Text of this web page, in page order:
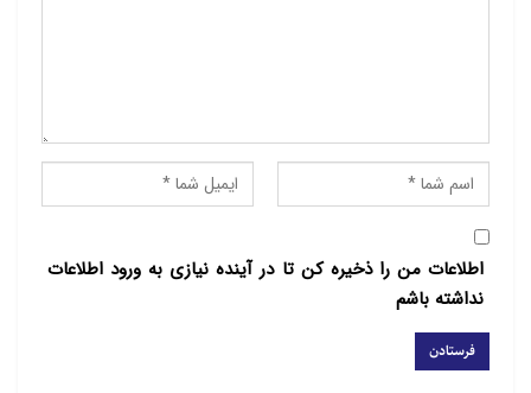
اطلاعات من را ذخیره کن تا در آینده نیازی به ورود اطلاعات
نداشته باشم